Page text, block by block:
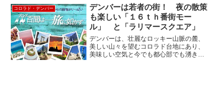
化していますよね。ルックアメリカンツ
アーでもニューヨーク...
コロラド・デンバー
デンバーは若者の街！ 夜の散策
も楽しい「１６ｔｈ番街モー
ル」 と「ラリマースクエア」
デンバーは、壮麗なロッキー山脈の麓、
美しい山々を望むコロラド台地にあり、
美味しい空気と今でも都心部でも湧き出